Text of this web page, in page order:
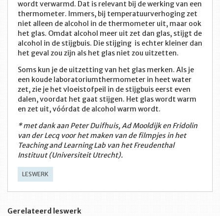
wordt verwarmd. Dat is relevant bij de werking van een
thermometer. Immers, bij temperatuurverhoging zet
niet alleen de alcohol in de thermometer uit, maar ook
het glas. Omdat alcohol meer uit zet dan glas, stijgt de
alcohol in de stijgbuis. Die stijging is echter kleiner dan
het geval zou zijn als het glas niet zou uitzetten.
Soms kun je de uitzetting van het glas merken. Als je
een koude laboratoriumthermometer in heet water
zet, zie je het vloeistofpeil in de stijgbuis eerst even
dalen, voordat het gaat stijgen. Het glas wordt warm
en zet uit, vóórdat de alcohol warm wordt.
*met dank aan Peter Duifhuis, Ad Mooldijk en Fridolin
van der Lecq voor het maken van de filmpjes in het
Teaching and Learning Lab van het Freudenthal
Instituut (Universiteit Utrecht).
LESWERK
Gerelateerd leswerk